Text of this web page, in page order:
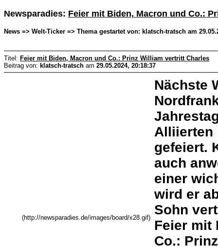
Newsparadies: Feier mit Biden, Macron und Co.:
News => Welt-Ticker => Thema gestartet von: klatsch-tratsch am
Titel: Feier mit Biden, Macron und Co.: Prinz William vertritt Charles
Beitrag von: klatsch-tratsch am 29.05.2024, 20:18:37
(http://newsparadies.de/images/board/x28.gif)
Nächste
Alliierten
gefeiert.
auch
einer
wird er
Sohn
Feier mit
Co.: